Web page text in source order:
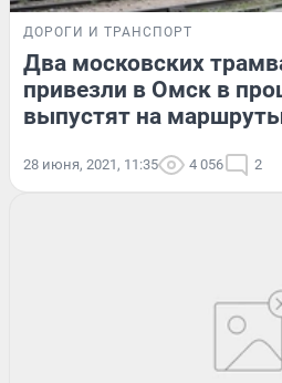
ДОРОГИ И ТРАНСПОРТ
Два московских
привезли в Омск в
выпустят на
28 июня, 2021, 11:35 4 056 2